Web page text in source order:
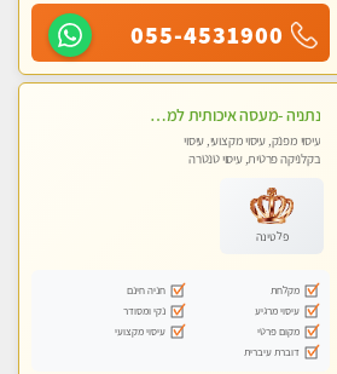
055-4531900
נתניה -מעסה איכותית למאסז מקצועי ומפנק לכל שרירי הגוף
עיסוי מפנק, עיסוי מקצועי, עיסוי
בקלניקה פרטית, עיסוי טנטרה
פלטינה
מקלחת
חניה חינם
עיסוי מרגיע
נקי ומסודר
מקום פרטי
עיסוי מקצועי
דוברת עיברית